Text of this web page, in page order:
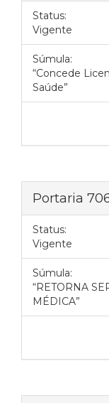
Status:
Vigente
Súmula:
“Concede
Saúde”
Portaria
Status:
Vigente
Súmula:
“RETORNA
MÉDICA”